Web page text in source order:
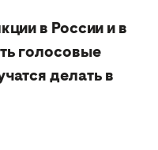
в России и в
голосовые
делать в